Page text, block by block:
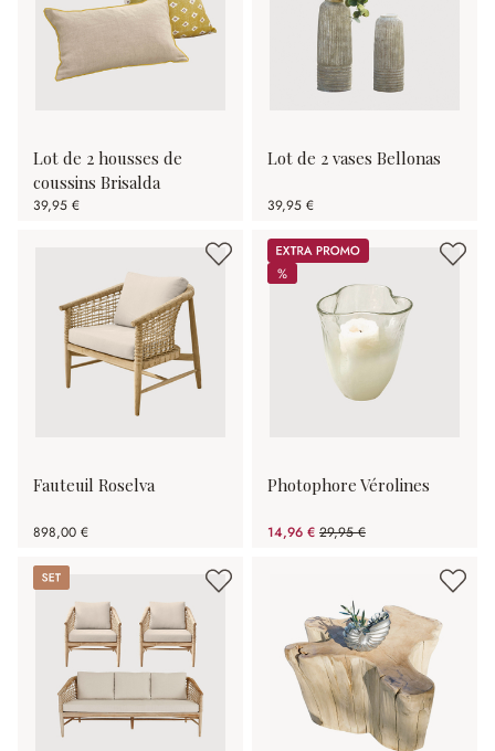
Lot de 2 housses de
coussins Brisalda
39,95 €
Lot de 2 vases Bellonas
39,95 €
Fauteuil Roselva
898,00 €
Promos
%
%
Photophore Vérolines
14,96 € 29,95 €
(50.05%spared)
Set